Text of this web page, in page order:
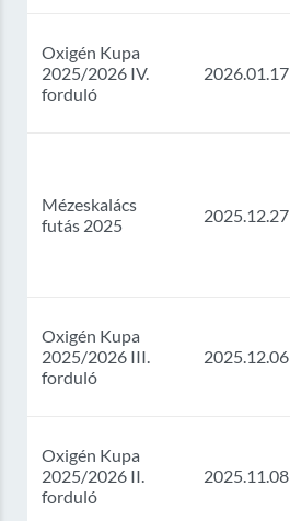
Oxigén Kupa
2025/2026 IV.
forduló
2026.01.17
Mézeskalács
futás 2025
2025.12.27
Oxigén Kupa
2025/2026 III.
forduló
2025.12.06
Oxigén Kupa
2025/2026 II.
forduló
2025.11.08